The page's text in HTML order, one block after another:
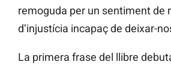
remoguda per un sentiment de
d’injustícia incapaç de deixar-
La primera frase del llibre